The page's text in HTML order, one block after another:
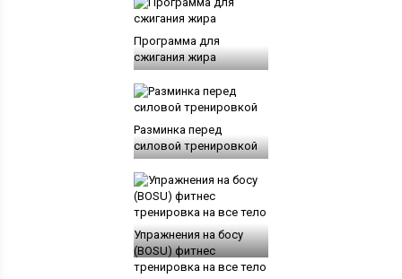
Программа для
сжигания жира
Разминка перед
силовой тренировкой
Упражнения на босу
(BOSU) фитнес
тренировка на все тело